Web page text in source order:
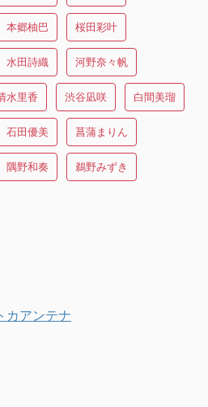
本郷柚巴 桜田彩叶
水田詩織 河野奈々帆
水里香 渋谷凪咲 白間美瑠
石田優美 菖蒲まりん
隅野和奏 鵜野みずき
カアンテナ